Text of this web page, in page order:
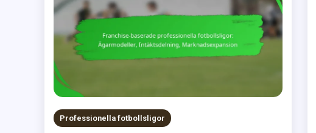
Professionella fotbollsligor